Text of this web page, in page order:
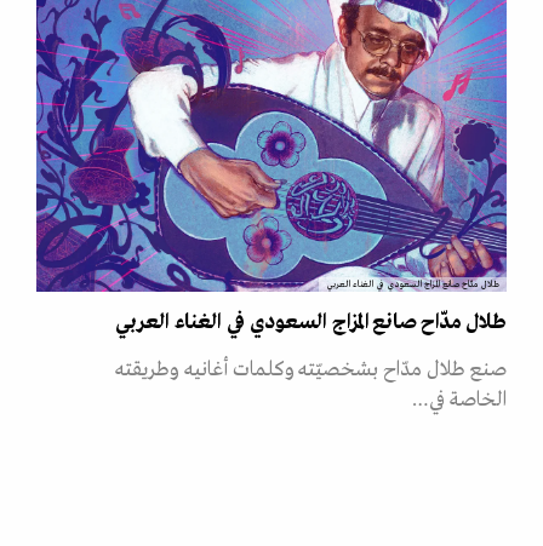
طلال مدّاح صانع المزاج السعودي في الغناء العربي
طلال مدّاح صانع المزاج السعودي في الغناء العربي
صنع طلال مدّاح بشخصيّته وكلمات أغانيه وطريقته
الخاصة في…